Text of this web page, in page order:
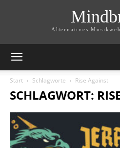
Alternatives
Start Schlagworte Rise Against
SCHLAGWORT: